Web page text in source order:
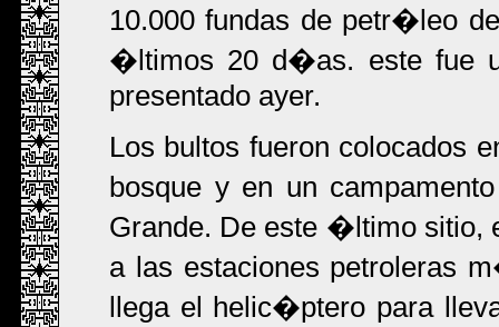
10.000 fundas de petr�leo
�ltimos 20 d�as. este fue
presentado ayer.
Los bultos fueron colocados
bosque y en un
Grande. De este �ltimo
a las estaciones petroleras
llega el helic�ptero para